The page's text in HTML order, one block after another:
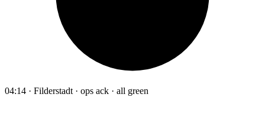
04:14 · Filderstadt · ops ack · all green